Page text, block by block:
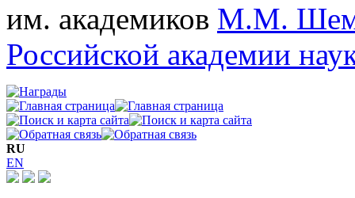
им. академиков М.М.
Российской академии
RU
EN